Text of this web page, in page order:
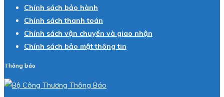
Chính sách bảo hành
Chính sách thanh toán
Chính sách vận chuyển và giao nhận
Chính sách bảo mật thông tin
Thông báo